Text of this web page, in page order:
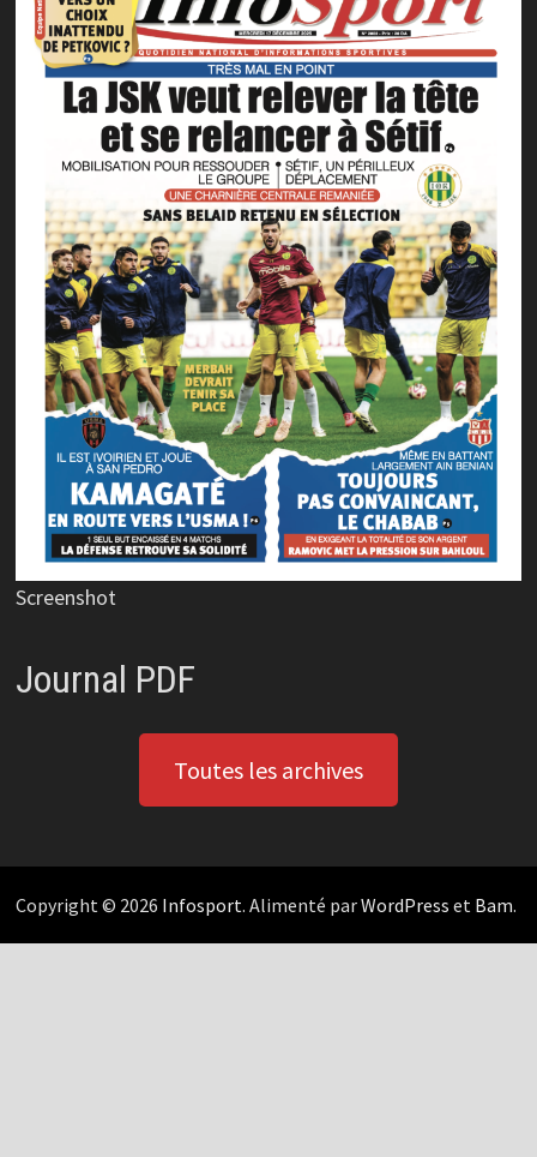
Screenshot
Journal PDF
Toutes les archives
Copyright © 2026 Infosport. Alimenté parWordPress et Bam.